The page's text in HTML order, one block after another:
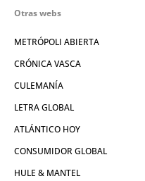
Otras webs
METRÓPOLI ABIERTA
CRÓNICA VASCA
CULEMANÍA
LETRA GLOBAL
ATLÁNTICO HOY
CONSUMIDOR GLOBAL
HULE & MANTEL